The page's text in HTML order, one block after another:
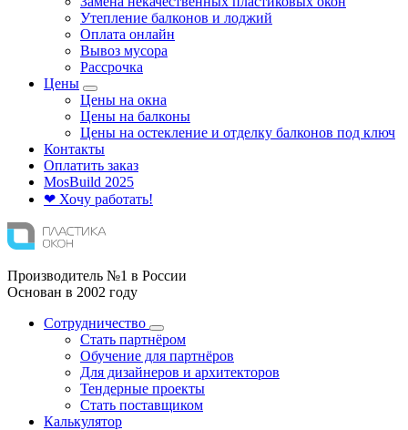
Утепление балконов и лоджий
Оплата онлайн
Вывоз мусора
Рассрочка
Цены
Цены на окна
Цены на балконы
Цены на остекление и отделку балконов под ключ
Контакты
Оплатить заказ
MosBuild 2025
❤ Хочу работать!
Производитель №1 в России
Основан в 2002 году
Сотрудничество
Стать партнёром
Обучение для партнёров
Для дизайнеров и архитекторов
Тендерные проекты
Стать поставщиком
Калькулятор